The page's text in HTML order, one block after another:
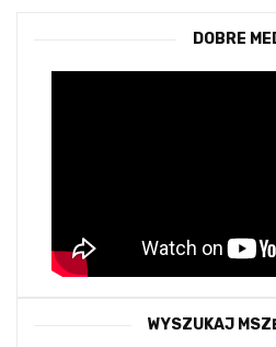
DOBRE
WYSZUKAJ